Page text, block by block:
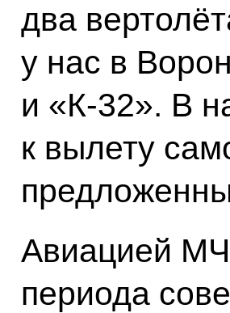
два
у нас в
и «К-32». В
к вылету
Авиацией
периода